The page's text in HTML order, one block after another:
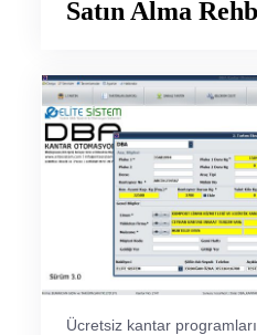
Satın Alma
Ücretsiz kantar